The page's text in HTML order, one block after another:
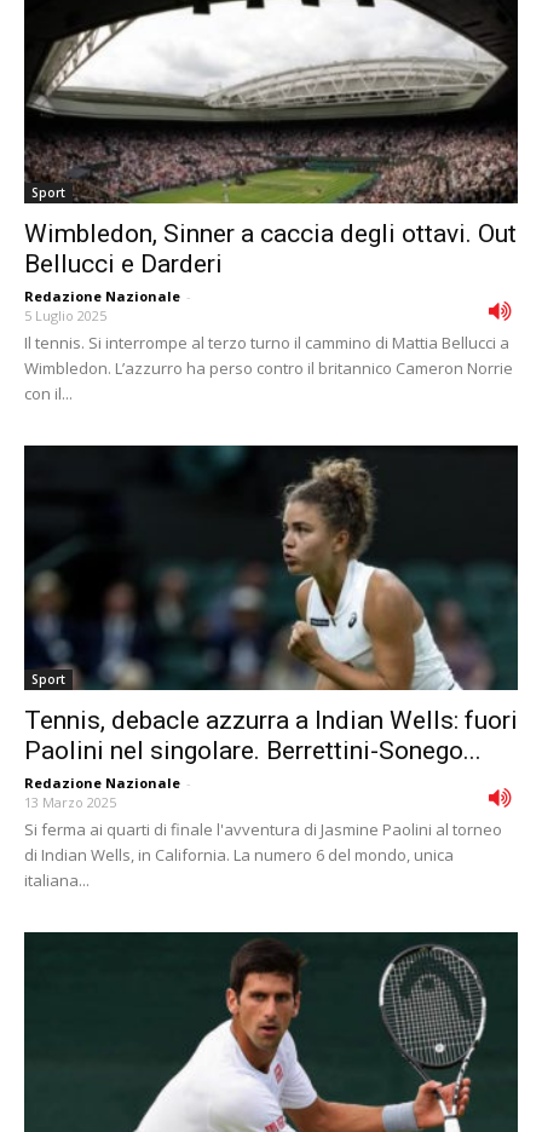
Sport
Wimbledon, Sinner a caccia degli ottavi. Out
Bellucci e Darderi
Redazione Nazionale -
5 Luglio 2025
Il tennis. Si interrompe al terzo turno il cammino di Mattia Bellucci a
Wimbledon. L’azzurro ha perso contro il britannico Cameron Norrie
con il...
Sport
Tennis, debacle azzurra a Indian Wells: fuori
Paolini nel singolare. Berrettini-Sonego...
Redazione Nazionale -
13 Marzo 2025
Si ferma ai quarti di finale l'avventura di Jasmine Paolini al torneo
di Indian Wells, in California. La numero 6 del mondo, unica
italiana...